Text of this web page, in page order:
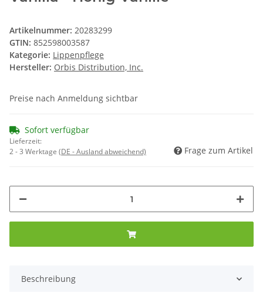
Artikelnummer: 20283299
GTIN: 852598003587
Kategorie: Lippenpflege
Hersteller: Orbis Distribution, Inc.
Preise nach Anmeldung sichtbar
Sofort verfügbar
Lieferzeit:
2 - 3 Werktage (DE - Ausland abweichend) Frage zum Artikel
Beschreibung